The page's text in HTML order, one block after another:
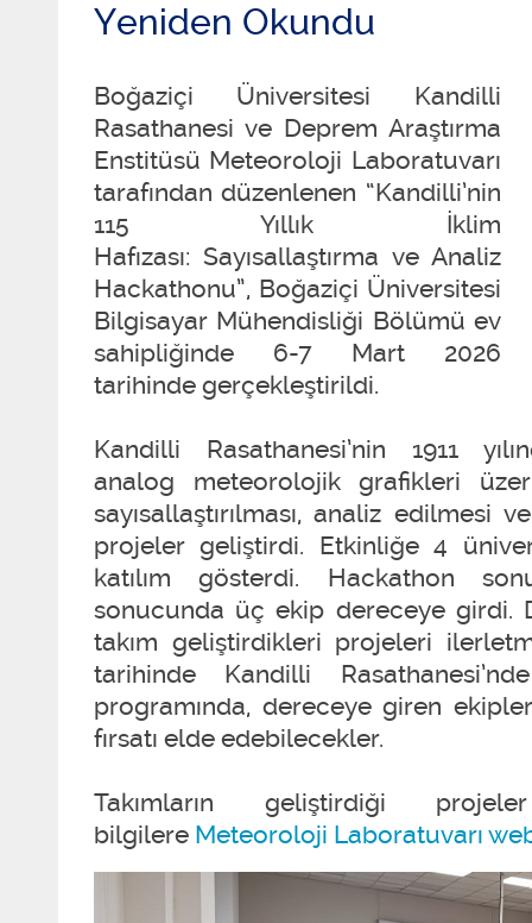
Yeniden Okundu
Boğaziçi Üniversitesi Kandilli
Rasathanesi ve Deprem Araştırma
Enstitüsü Meteoroloji Laboratuvarı
tarafından düzenlenen “Kandilli’nin
115 Yıllık İklim
Hafızası: Sayısallaştırma ve Analiz
Hackathonu”, Boğaziçi Üniversitesi
Bilgisayar Mühendisliği Bölümü ev
sahipliğinde 6-7 Mart 2026
tarihinde gerçekleştirildi.
Kandilli Rasathanesi’nin 1911
analog meteorolojik grafikleri
sayısallaştırılması, analiz edilmesi
projeler geliştirdi. Etkinliğe 4
katılım gösterdi. Hackathon
sonucunda üç ekip dereceye girdi.
takım geliştirdikleri projeleri
tarihinde Kandilli
programında, dereceye giren
fırsatı elde edebilecekler.
Takımların geliştirdiği
bilgilere Meteoroloji Laboratuvarı